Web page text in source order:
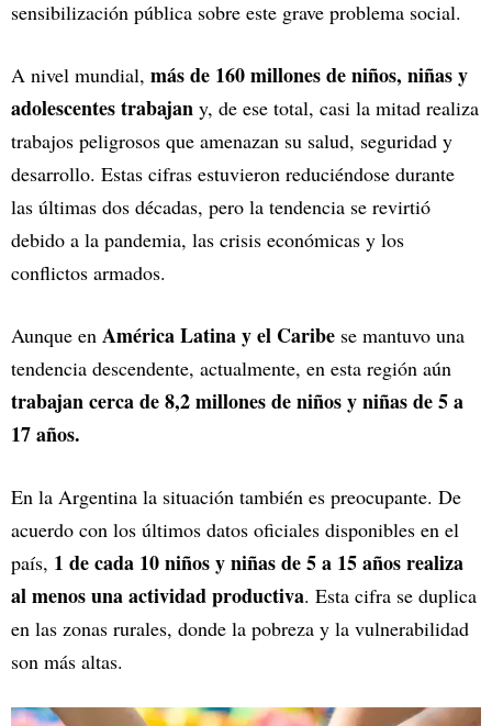
sensibilización pública sobre este grave problema social.
A nivel mundial, más de 160 millones de niños, niñas y
adolescentes trabajan y, de ese total, casi la mitad realiza
trabajos peligrosos que amenazan su salud, seguridad y
desarrollo. Estas cifras estuvieron reduciéndose durante
las últimas dos décadas, pero la tendencia se revirtió
debido a la pandemia, las crisis económicas y los
conflictos armados.
Aunque en América Latina y el Caribe se mantuvo una
tendencia descendente, actualmente, en esta región aún
trabajan cerca de 8,2 millones de niños y niñas de 5 a
17 años.
En la Argentina la situación también es preocupante. De
acuerdo con los últimos datos oficiales disponibles en el
país, 1 de cada 10 niños y niñas de 5 a 15 años realiza
al menos una actividad productiva. Esta cifra se duplica
en las zonas rurales, donde la pobreza y la vulnerabilidad
son más altas.